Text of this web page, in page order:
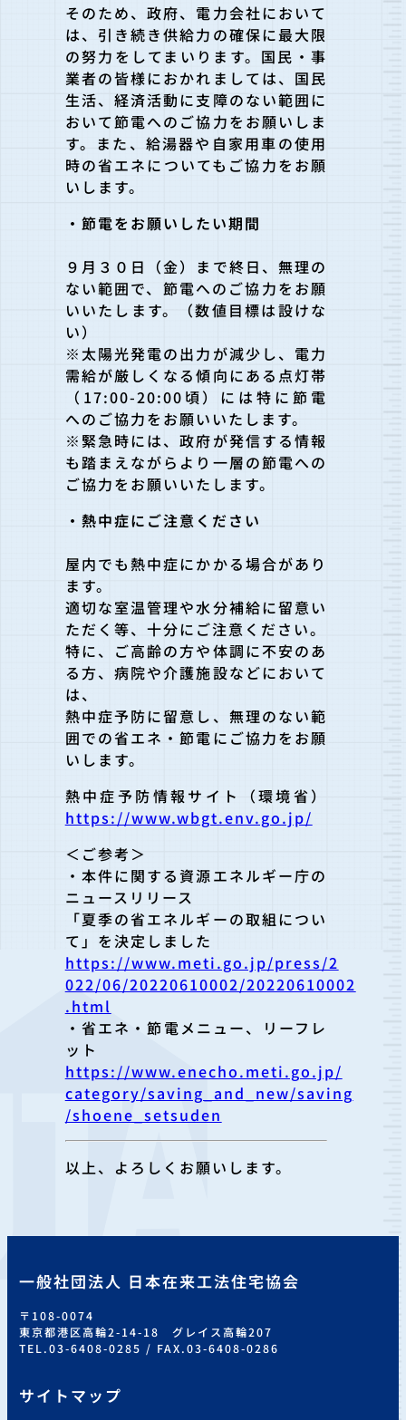
そのため、政府、電力会社において
は、引き続き供給力の確保に最大限
の努力をしてまいります。国民・事
業者の皆様におかれましては、国民
生活、経済活動に支障のない範囲に
おいて節電へのご協力をお願いしま
す。また、給湯器や自家用車の使用
時の省エネについてもご協力をお願
いします。
・節電をお願いしたい期間
９月３０日（金）まで終日、無理の
ない範囲で、節電へのご協力をお願
いいたします。（数値目標は設けな
い）
※太陽光発電の出力が減少し、電力
需給が厳しくなる傾向にある点灯帯
（17:00-20:00頃）には特に節電
へのご協力をお願いいたします。
※緊急時には、政府が発信する情報
も踏まえながらより一層の節電への
ご協力をお願いいたします。
・熱中症にご注意ください
屋内でも熱中症にかかる場合があり
ます。
適切な室温管理や水分補給に留意い
ただく等、十分にご注意ください。
特に、ご高齢の方や体調に不安のあ
る方、病院や介護施設などにおいて
は、
熱中症予防に留意し、無理のない範
囲での省エネ・節電にご協力をお願
いします。
熱中症予防情報サイト（環境省）
https://www.wbgt.env.go.jp/
＜ご参考＞
・本件に関する資源エネルギー庁の
ニュースリリース
「夏季の省エネルギーの取組につい
て」を決定しました
https://www.meti.go.jp/press/2
022/06/20220610002/20220610002
.html
・省エネ・節電メニュー、リーフレ
ット
https://www.enecho.meti.go.jp/
category/saving_and_new/saving
/shoene_setsuden
以上、よろしくお願いします。
一般社団法人 日本在来工法住宅協会
〒108-0074
東京都港区高輪2-14-18 グレイス高輪207
TEL.03-6408-0285 / FAX.03-6408-0286
サイトマップ